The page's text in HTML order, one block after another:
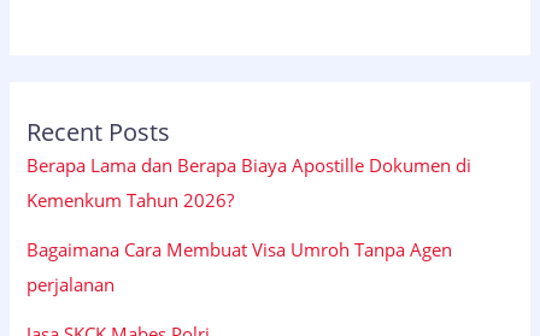
Recent Posts
Berapa Lama dan Berapa Biaya Apostille Dokumen di
Kemenkum Tahun 2026?
Bagaimana Cara Membuat Visa Umroh Tanpa Agen
perjalanan